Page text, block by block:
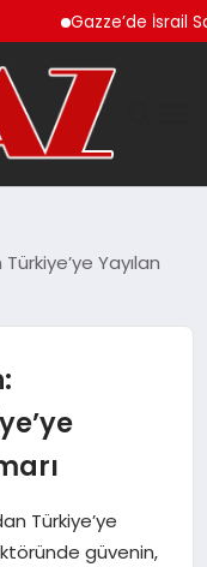
Gazze’de İsrail
Yayılan
Türkiye’ye
güvenin,